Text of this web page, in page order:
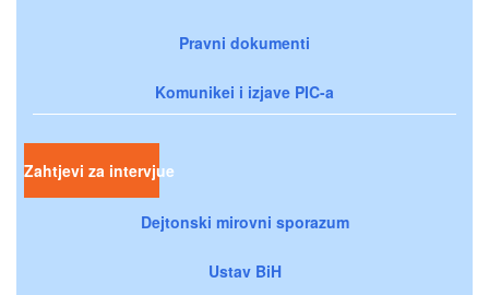
Pravni dokumenti
Komunikei i izjave PIC-a
Zahtjevi za intervjue
Dejtonski mirovni sporazum
Ustav BiH